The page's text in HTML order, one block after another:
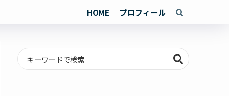
HOME プロフィール